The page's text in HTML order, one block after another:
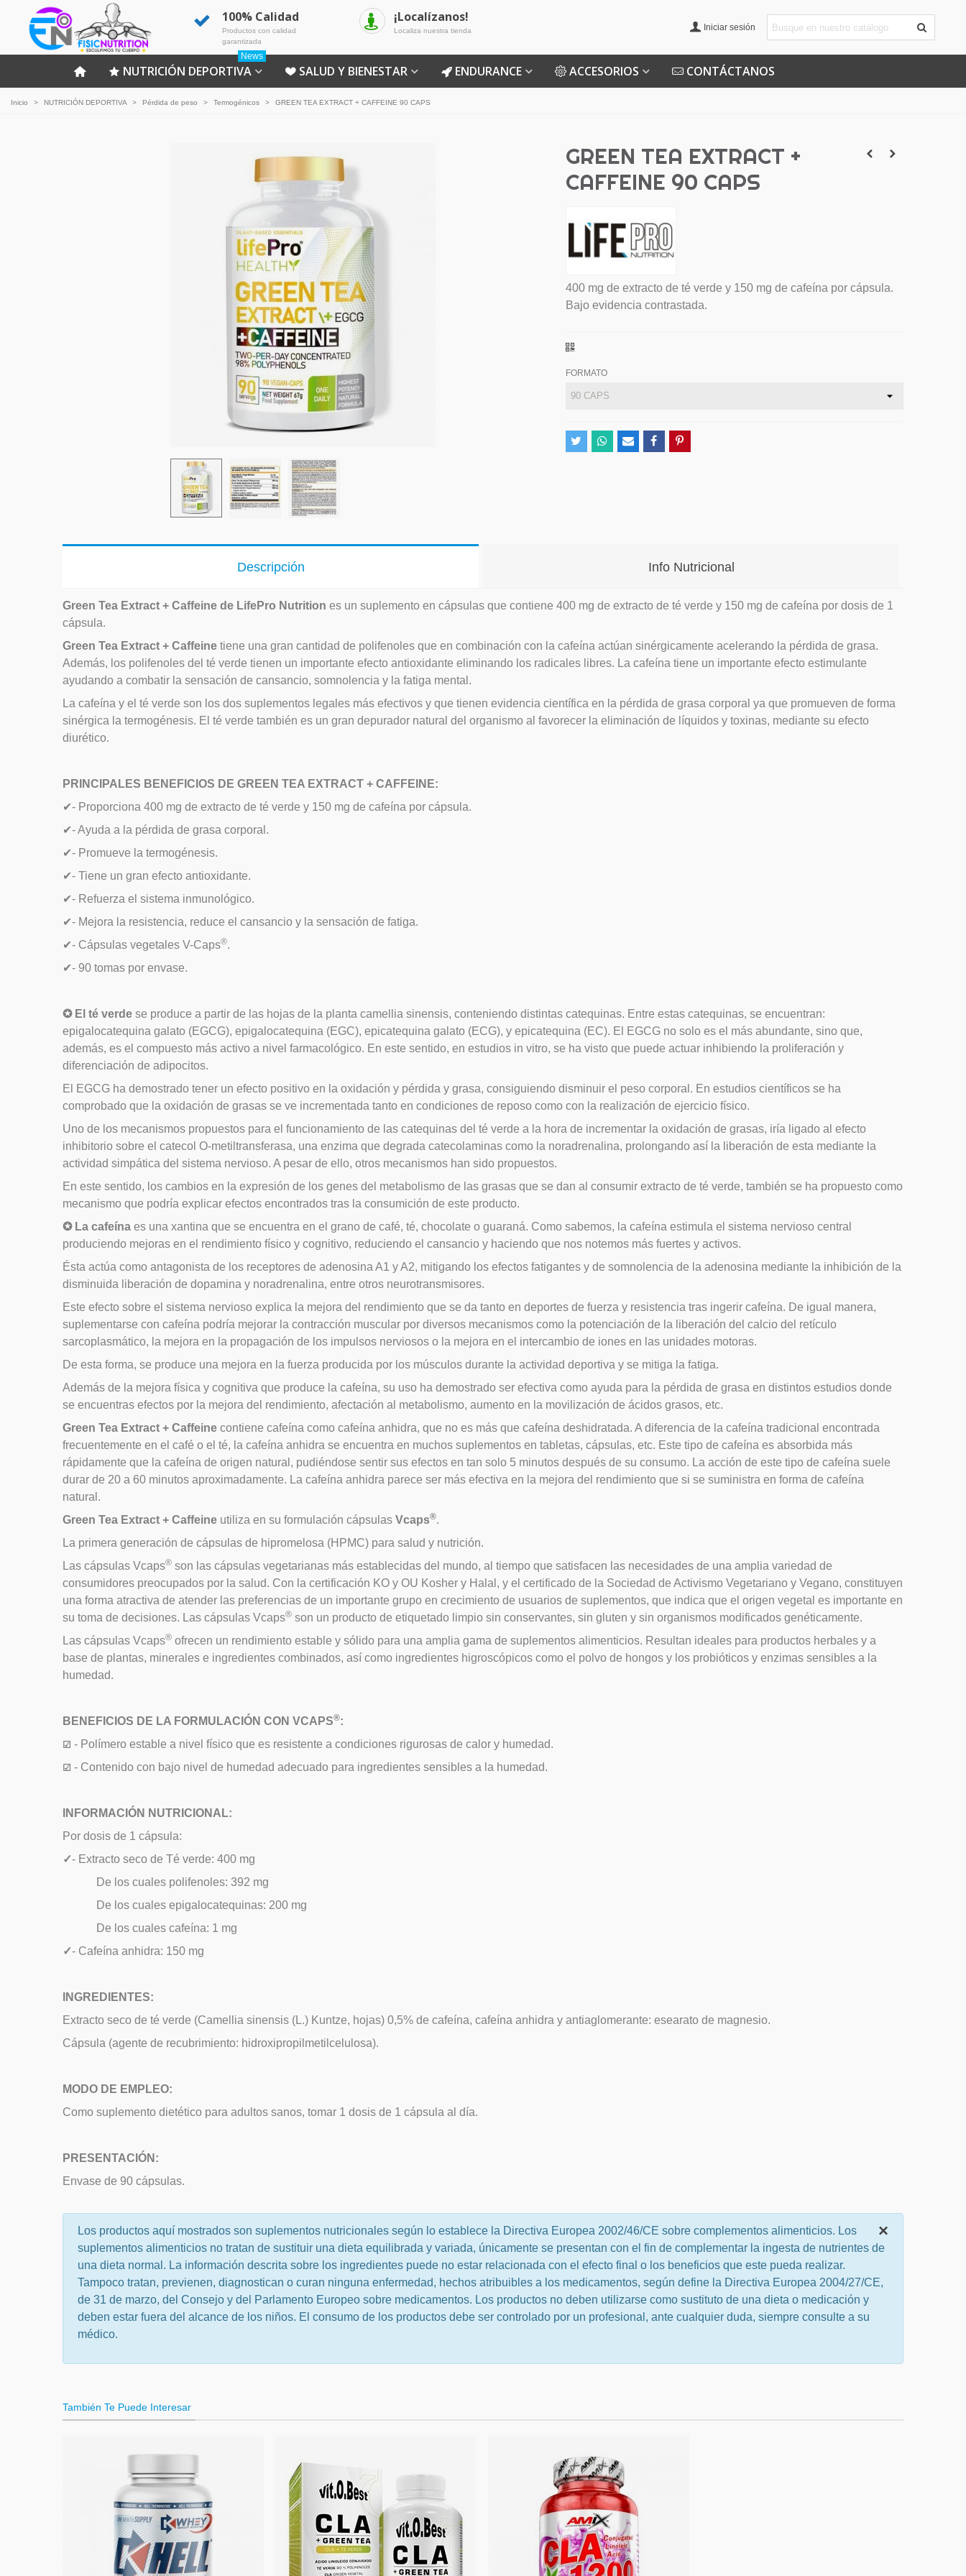
100% Calidad
Productos con calidad
garantizada
¡Localízanos!
Localiza nuestra tienda Iniciar sesión
NUTRICIÓN DEPORTIVA
News
SALUD Y BIENESTAR ENDURANCE ACCESORIOS CONTÁCTANOS
Inicio > NUTRICIÓN DEPORTIVA > Pérdida de peso > Termogénicos > GREEN TEA EXTRACT + CAFFEINE 90 CAPS
GREEN TEA EXTRACT +
CAFFEINE 90 CAPS
400 mg de extracto de té verde y 150 mg de cafeína por cápsula.
Bajo evidencia contrastada.
FORMATO
Descripción Info Nutricional
Green Tea Extract + Caffeine de LifePro Nutrition es un suplemento en cápsulas que contiene 400 mg de extracto de té verde y 150 mg de cafeína por dosis de 1
cápsula.
Green Tea Extract + Caffeine tiene una gran cantidad de polifenoles que en combinación con la cafeína actúan sinérgicamente acelerando la pérdida de grasa.
Además, los polifenoles del té verde tienen un importante efecto antioxidante eliminando los radicales libres. La cafeína tiene un importante efecto estimulante
ayudando a combatir la sensación de cansancio, somnolencia y la fatiga mental.
La cafeína y el té verde son los dos suplementos legales más efectivos y que tienen evidencia científica en la pérdida de grasa corporal ya que promueven de forma
sinérgica la termogénesis. El té verde también es un gran depurador natural del organismo al favorecer la eliminación de líquidos y toxinas, mediante su efecto
diurético.
PRINCIPALES BENEFICIOS DE GREEN TEA EXTRACT + CAFFEINE:
✔- Proporciona 400 mg de extracto de té verde y 150 mg de cafeína por cápsula.
✔- Ayuda a la pérdida de grasa corporal.
✔- Promueve la termogénesis.
✔- Tiene un gran efecto antioxidante.
✔- Refuerza el sistema inmunológico.
✔- Mejora la resistencia, reduce el cansancio y la sensación de fatiga.
✔- Cápsulas vegetales V-Caps®.
✔- 90 tomas por envase.
✪ El té verde se produce a partir de las hojas de la planta camellia sinensis, conteniendo distintas catequinas. Entre estas catequinas, se encuentran:
epigalocatequina galato (EGCG), epigalocatequina (EGC), epicatequina galato (ECG), y epicatequina (EC). El EGCG no solo es el más abundante, sino que,
además, es el compuesto más activo a nivel farmacológico. En este sentido, en estudios in vitro, se ha visto que puede actuar inhibiendo la proliferación y
diferenciación de adipocitos.
El EGCG ha demostrado tener un efecto positivo en la oxidación y pérdida y grasa, consiguiendo disminuir el peso corporal. En estudios científicos se ha
comprobado que la oxidación de grasas se ve incrementada tanto en condiciones de reposo como con la realización de ejercicio físico.
Uno de los mecanismos propuestos para el funcionamiento de las catequinas del té verde a la hora de incrementar la oxidación de grasas, iría ligado al efecto
inhibitorio sobre el catecol O-metiltransferasa, una enzima que degrada catecolaminas como la noradrenalina, prolongando así la liberación de esta mediante la
actividad simpática del sistema nervioso. A pesar de ello, otros mecanismos han sido propuestos.
En este sentido, los cambios en la expresión de los genes del metabolismo de las grasas que se dan al consumir extracto de té verde, también se ha propuesto como
mecanismo que podría explicar efectos encontrados tras la consumición de este producto.
✪ La cafeína es una xantina que se encuentra en el grano de café, té, chocolate o guaraná. Como sabemos, la cafeína estimula el sistema nervioso central
produciendo mejoras en el rendimiento físico y cognitivo, reduciendo el cansancio y haciendo que nos notemos más fuertes y activos.
Ésta actúa como antagonista de los receptores de adenosina A1 y A2, mitigando los efectos fatigantes y de somnolencia de la adenosina mediante la inhibición de la
disminuida liberación de dopamina y noradrenalina, entre otros neurotransmisores.
Este efecto sobre el sistema nervioso explica la mejora del rendimiento que se da tanto en deportes de fuerza y resistencia tras ingerir cafeína. De igual manera,
suplementarse con cafeína podría mejorar la contracción muscular por diversos mecanismos como la potenciación de la liberación del calcio del retículo
sarcoplasmático, la mejora en la propagación de los impulsos nerviosos o la mejora en el intercambio de iones en las unidades motoras.
De esta forma, se produce una mejora en la fuerza producida por los músculos durante la actividad deportiva y se mitiga la fatiga.
Además de la mejora física y cognitiva que produce la cafeína, su uso ha demostrado ser efectiva como ayuda para la pérdida de grasa en distintos estudios donde
se encuentras efectos por la mejora del rendimiento, afectación al metabolismo, aumento en la movilización de ácidos grasos, etc.
Green Tea Extract + Caffeine contiene cafeína como cafeína anhidra, que no es más que cafeína deshidratada. A diferencia de la cafeína tradicional encontrada
frecuentemente en el café o el té, la cafeína anhidra se encuentra en muchos suplementos en tabletas, cápsulas, etc. Este tipo de cafeína es absorbida más
rápidamente que la cafeína de origen natural, pudiéndose sentir sus efectos en tan solo 5 minutos después de su consumo. La acción de este tipo de cafeína suele
durar de 20 a 60 minutos aproximadamente. La cafeína anhidra parece ser más efectiva en la mejora del rendimiento que si se suministra en forma de cafeína
natural.
Green Tea Extract + Caffeine utiliza en su formulación cápsulas Vcaps®.
La primera generación de cápsulas de hipromelosa (HPMC) para salud y nutrición.
Las cápsulas Vcaps® son las cápsulas vegetarianas más establecidas del mundo, al tiempo que satisfacen las necesidades de una amplia variedad de
consumidores preocupados por la salud. Con la certificación KO y OU Kosher y Halal, y el certificado de la Sociedad de Activismo Vegetariano y Vegano, constituyen
una forma atractiva de atender las preferencias de un importante grupo en crecimiento de usuarios de suplementos, que indica que el origen vegetal es importante en
su toma de decisiones. Las cápsulas Vcaps® son un producto de etiquetado limpio sin conservantes, sin gluten y sin organismos modificados genéticamente.
Las cápsulas Vcaps® ofrecen un rendimiento estable y sólido para una amplia gama de suplementos alimenticios. Resultan ideales para productos herbales y a
base de plantas, minerales e ingredientes combinados, así como ingredientes higroscópicos como el polvo de hongos y los probióticos y enzimas sensibles a la
humedad.
BENEFICIOS DE LA FORMULACIÓN CON VCAPS®:
☑ - Polímero estable a nivel físico que es resistente a condiciones rigurosas de calor y humedad.
☑ - Contenido con bajo nivel de humedad adecuado para ingredientes sensibles a la humedad.
INFORMACIÓN NUTRICIONAL:
Por dosis de 1 cápsula:
✓- Extracto seco de Té verde: 400 mg
De los cuales polifenoles: 392 mg
De los cuales epigalocatequinas: 200 mg
De los cuales cafeína: 1 mg
✓- Cafeína anhidra: 150 mg
INGREDIENTES:
Extracto seco de té verde (Camellia sinensis (L.) Kuntze, hojas) 0,5% de cafeína, cafeína anhidra y antiaglomerante: esearato de magnesio.
Cápsula (agente de recubrimiento: hidroxipropilmetilcelulosa).
MODO DE EMPLEO:
Como suplemento dietético para adultos sanos, tomar 1 dosis de 1 cápsula al día.
PRESENTACIÓN:
Envase de 90 cápsulas.
×
Los productos aquí mostrados son suplementos nutricionales según lo establece la Directiva Europea 2002/46/CE sobre complementos alimenticios. Los
suplementos alimenticios no tratan de sustituir una dieta equilibrada y variada, únicamente se presentan con el fin de complementar la ingesta de nutrientes de
una dieta normal. La información descrita sobre los ingredientes puede no estar relacionada con el efecto final o los beneficios que este pueda realizar.
Tampoco tratan, previenen, diagnostican o curan ninguna enfermedad, hechos atribuibles a los medicamentos, según define la Directiva Europea 2004/27/CE,
de 31 de marzo, del Consejo y del Parlamento Europeo sobre medicamentos. Los productos no deben utilizarse como sustituto de una dieta o medicación y
deben estar fuera del alcance de los niños. El consumo de los productos debe ser controlado por un profesional, ante cualquier duda, siempre consulte a su
médico.
También Te Puede Interesar